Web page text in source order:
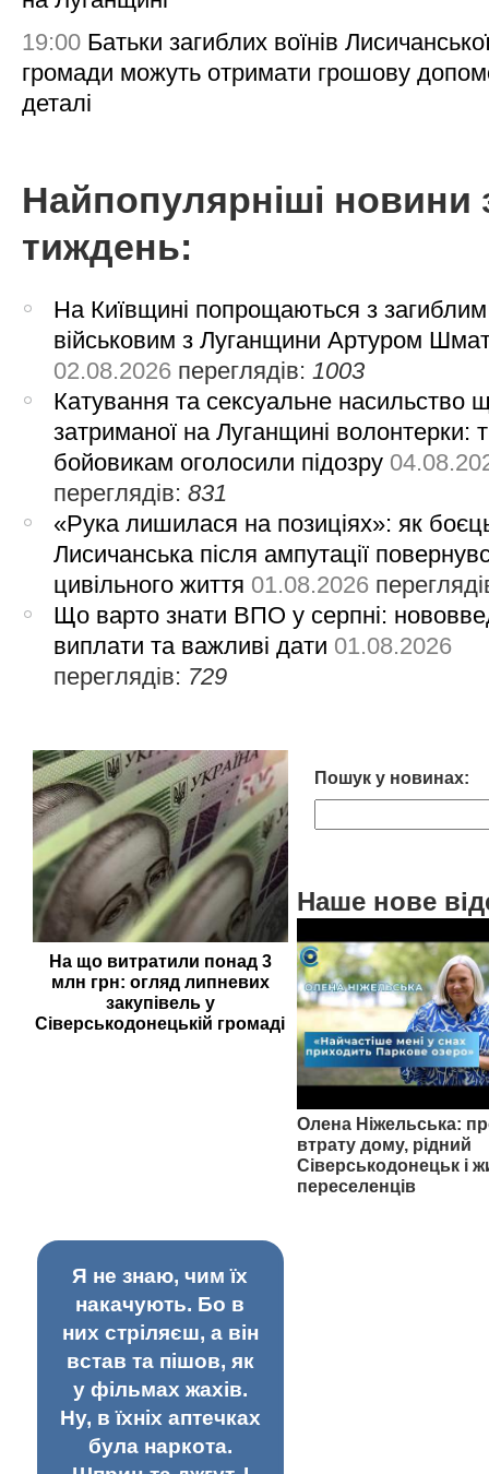
19:00 Батьки загиблих воїнів
громади можуть отримати грошову
деталі
Найпопулярніші новини
тиждень:
На Київщині попрощаються з загиблим
військовим з Луганщини Артуром
02.08.2026 переглядів:1003
Катування та сексуальне насильство
затриманої на Луганщині волонтерки:
бойовикам оголосили підозру
переглядів:831
«Рука лишилася на позиціях»: як
Лисичанська після ампутації
цивільного життя 01.08.2026
Що варто знати ВПО у серпні:
виплати та важливі дати 01.08.2026
переглядів: 729
На що витратили понад 3
млн грн: огляд липневих
закупівель у
Сіверськодонецькій громаді
Пошук у новинах:
Наше нове
Олена Ніжельська:
втрату дому, рідний
Сіверськодонецьк і
переселенців
Я не знаю, чим їх
накачують. Бо в
них стріляєш, а він
встав та пішов, як
у фільмах жахів.
Ну, в їхніх аптечках
була наркота.